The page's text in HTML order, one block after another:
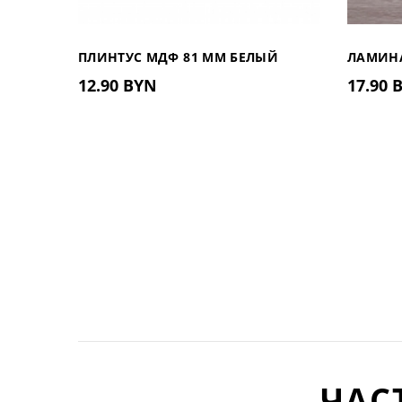
ПЛИНТУС МДФ 81 ММ БЕЛЫЙ
81.402
12.90 BYN 17.90